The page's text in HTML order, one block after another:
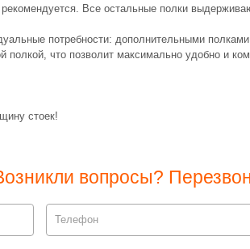
Все остальные полки
потребности: дополнительными
полкой, что позволит максимально удобно и
стоек!
вопросы?